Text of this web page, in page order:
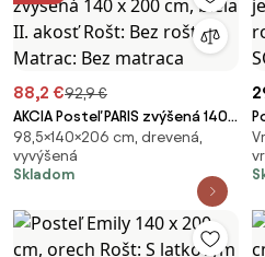
88,2 €92,9 €
AKCIA Posteľ PARIS zvýšená 140 x
200 cm, biela II. akosť Rošt: Bez
roštu, Matrac: Bez matraca
98,5×140×206 cm, drevená,
vyvýšená
Skladom